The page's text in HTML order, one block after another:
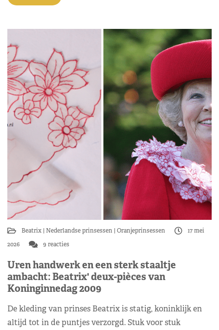
Beatrix Nederlandse prinsessen Oranjeprinsessen
17 mei
2026
9 reacties
Uren handwerk en een sterk staaltje
ambacht: Beatrix' deux-pièces van
Koninginnedag 2009
De kleding van prinses Beatrix is statig, koninklijk en
altijd tot in de puntjes verzorgd. Stuk voor stuk